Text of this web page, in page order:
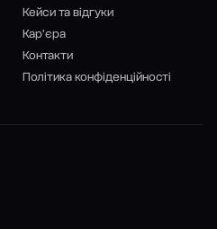
Кейси та відгуки
Кар'єра
Контакти
Політика конфіденційності